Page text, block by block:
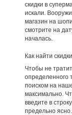
скидки в
искали.
магазин на
смотрите на
началась.
Как найти
Чтобы не
определенного
поиском на
максимально.
введите в
предельно